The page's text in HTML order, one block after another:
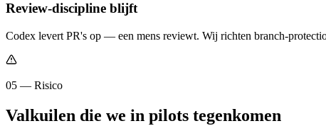
Review-discipline blijft
Codex levert PR's op — een mens reviewt. Wij richten branch-
05 — Risico
Valkuilen die we in pilots tegenkomen